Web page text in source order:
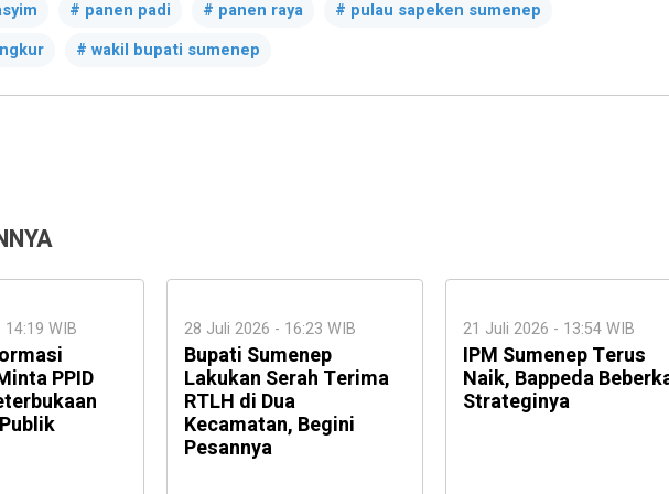
panen padi panen raya
pulau sapeken sumenep
wakil bupati sumenep
WIB
PPID
28 Juli 2026 - 16:23 WIB
Bupati Sumenep
Lakukan Serah Terima
RTLH di Dua
Kecamatan, Begini
Pesannya
21 Juli 2026 - 13:54 WIB
IPM Sumenep Terus
Naik, Bappeda
Strateginya